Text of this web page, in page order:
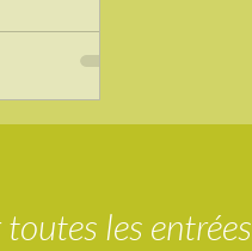
les entrées